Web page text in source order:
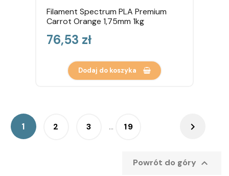
Filament Spectrum PLA Premium
Carrot Orange 1,75mm 1kg
Cena
76,53 zł
Dodaj do koszyka
1 2 3 … 19 
Powrót do góry 